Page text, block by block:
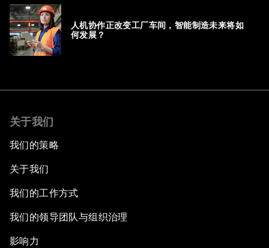
人机协作正改变工厂车间，智能制造未来将如
何发展？
关于我们
我们的策略
关于我们
我们的工作方式
我们的领导团队与组织治理
影响力